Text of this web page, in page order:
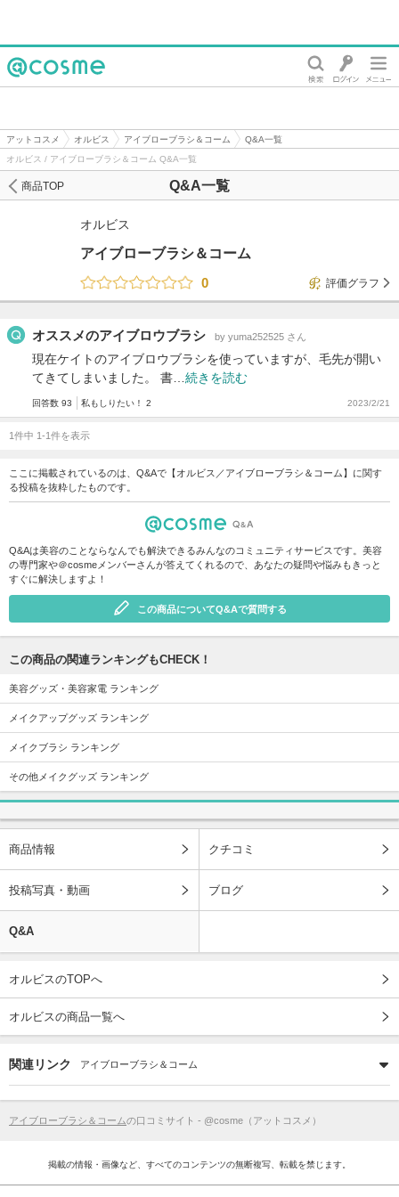
アットコスメ オルビス アイブローブラシ＆コーム
Q&A一覧
オルビス / アイブローブラシ＆コーム Q&A一覧
Q&A一覧
商品TOP
オルビス
アイブローブラシ＆コーム
0
評価グラフ
オススメのアイブロウブラシ by yuma252525 さん
現在ケイトのアイブロウブラシを使っていますが、毛先が開い
てきてしまいました。 書… 続きを読む
回答数 93 私もしりたい！ 2 2023/2/21
1件中 1-1件を表示
ここに掲載されているのは、Q&Aで【オルビス／アイブローブラシ＆コーム】に関す
る投稿を抜粋したものです。
Q&Aは美容のことならなんでも解決できるみんなのコミュニティサービスです。美容
の専門家や＠cosmeメンバーさんが答えてくれるので、あなたの疑問や悩みもきっと
すぐに解決しますよ！
この商品についてQ&Aで質問する
この商品の関連ランキングもCHECK！
美容グッズ・美容家電 ランキング
メイクアップグッズ ランキング
メイクブラシ ランキング
その他メイクグッズ ランキング
商品情報 クチコミ
投稿写真・動画 ブログ
Q&A
オルビスのTOPへ
オルビスの商品一覧へ
関連リンク アイブローブラシ＆コーム
アイブローブラシ＆コームの口コミサイト - @cosme（アットコスメ）
掲載の情報・画像など、すべてのコンテンツの無断複写、転載を禁じます。